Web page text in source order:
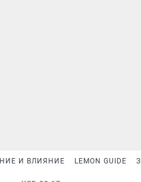
И ВЛИЯНИЕ LEMON GUIDE